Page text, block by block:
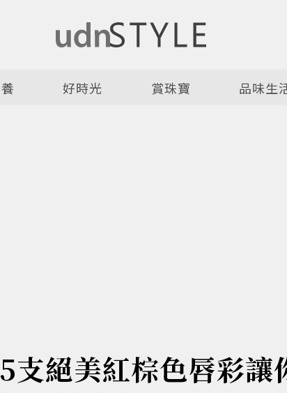
好時光 賞珠寶 品味生
支絕美紅棕色唇彩讓